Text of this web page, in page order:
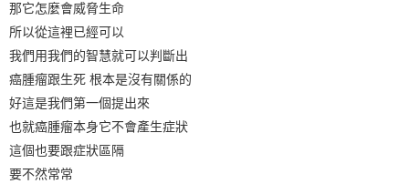
那它怎麼會威脅生命
所以從這裡已經可以
我們用我們的智慧就可以判斷出
癌腫瘤跟生死 根本是沒有關係的
好這是我們第一個提出來
也就癌腫瘤本身它不會產生症狀
這個也要跟症狀區隔
要不然常常